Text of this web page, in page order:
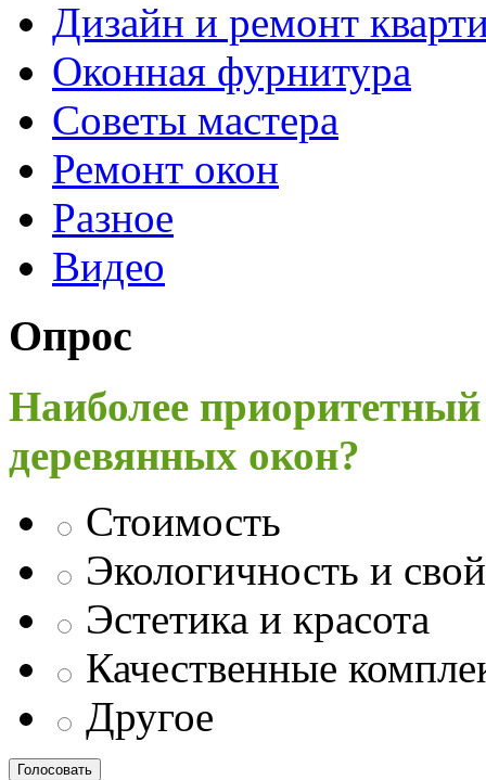
Дизайн и ремонт
Оконная фурнитура
Советы мастера
Ремонт окон
Разное
Видео
Опрос
Наиболее
деревянных окон?
Стоимость
Экологичность и
Эстетика и красота
Качественные
Другое